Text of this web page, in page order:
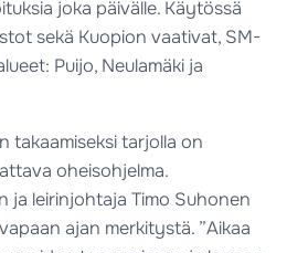
joka päivälle. Käytössä
sekä Kuopion vaativat, SM-
Puijo, Neulamäki ja
takaamiseksi tarjolla on
oheisohjelma.
ja leirinjohtaja Timo Suhonen
ajan merkitystä. ”Aikaa